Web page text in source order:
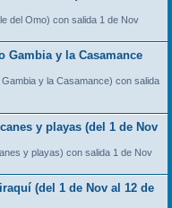
del Omo) con salida 1 de Nov
Gambia y la Casamance
y la Casamance) con salida
y playas (del 1 de Nov
y playas) con salida 1 de Nov
(del 1 de Nov al 12 de